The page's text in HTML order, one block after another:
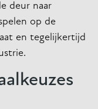
deur naar
op de
en tegelijkertijd